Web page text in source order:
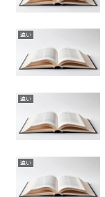
違い
違い
違い